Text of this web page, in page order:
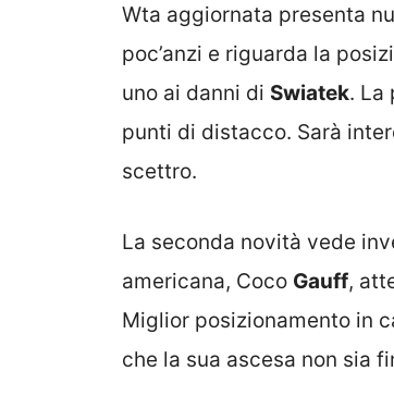
Wta aggiornata presenta
poc’anzi e riguarda la
uno ai danni di Swiatek. La
punti di distacco. Sarà
scettro.
La seconda novità vede
americana, Coco Gauff,
Miglior posizionamento in
che la sua ascesa non sia